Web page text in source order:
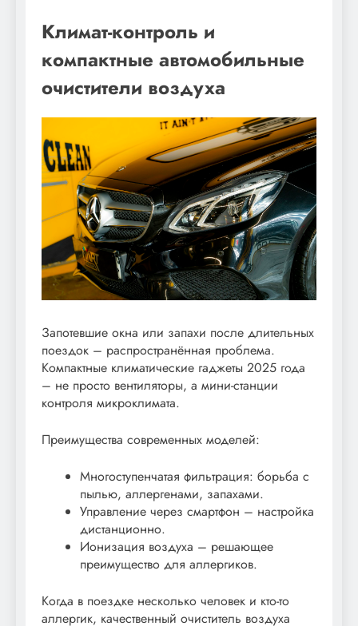
Климат-контроль и
компактные автомобильные
очистители воздуха
Запотевшие окна или запахи после длительных
поездок – распространённая проблема.
Компактные климатические гаджеты 2025 года
– не просто вентиляторы, а мини-станции
контроля микроклимата.
Преимущества современных моделей:
Многоступенчатая фильтрация: борьба с
пылью, аллергенами, запахами.
Управление через смартфон – настройка
дистанционно.
Ионизация воздуха – решающее
преимущество для аллергиков.
Когда в поездке несколько человек и кто-то
аллергик, качественный очиститель воздуха